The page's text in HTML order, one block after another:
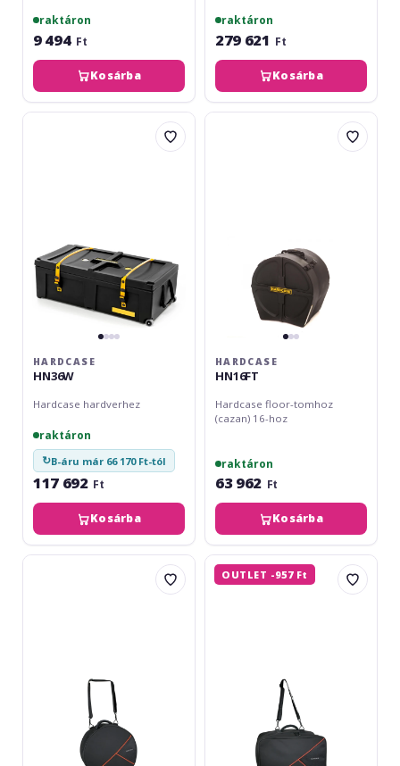
raktáron
9 494 Ft
Kosárba
raktáron
279 621 Ft
Kosárba
Hardcase
HARDCASE
HN36W
Hardcase hardverhez
raktáron
↻B-áru már 66 170 Ft-tól
117 692 Ft
Kosárba
Hardcase
HARDCASE
HN16FT
Hardcase floor-tomhoz
(cazan) 16-hoz
raktáron
63 962 Ft
Kosárba
Gewa
Gewa
Premium
OUTLET -957 Ft